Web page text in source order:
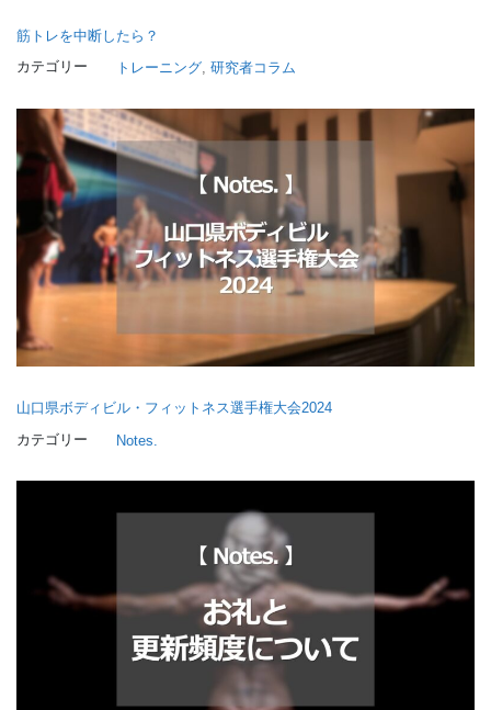
筋トレを中断したら？
カテゴリー
トレーニング, 研究者コラム
山口県ボディビル・フィットネス選手権大会2024
カテゴリー
Notes.